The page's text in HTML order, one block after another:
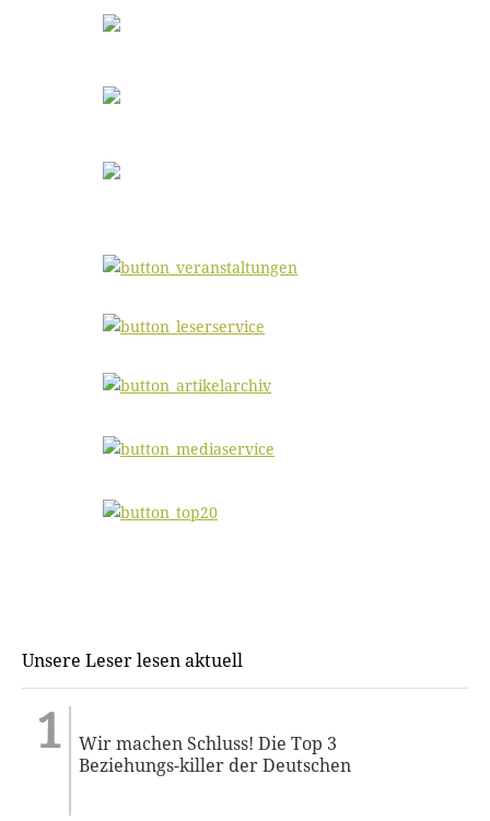
Unsere Leser lesen aktuell
Wir machen Schluss! Die Top 3
Beziehungs-killer der Deutschen